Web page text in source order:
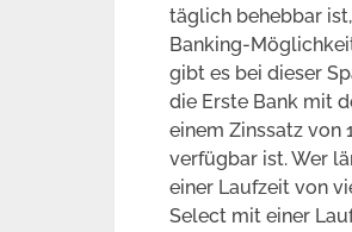
täglich behebbar
Banking-
gibt es bei dieser
die Erste Bank mit
einem Zinssatz von
verfügbar ist. Wer
einer Laufzeit von
Select mit einer